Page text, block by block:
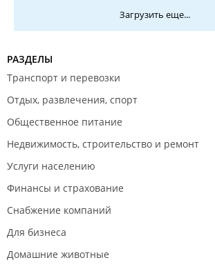
Загрузить еще...
РАЗДЕЛЫ
Транспорт и перевозки
Отдых, развлечения, спорт
Общественное питание
Недвижимость, строительство и ремонт
Услуги населению
Финансы и страхование
Снабжение компаний
Для бизнеса
Домашние животные